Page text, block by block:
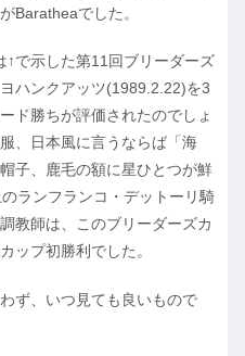
Baratheaでした。
で示した第11回ブリーダーズ
ハンクアッツ(1989.2.22)を3
ド勝ちが評価されたのでしょ
、日本風に言うならば「海
子、鹿毛の額に星ひとつが鮮
ランフランコ・デットーリ騎
教師は、このブリーダーズカ
ップ初勝利でした。
ず、いつ見ても良いもので